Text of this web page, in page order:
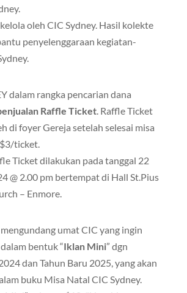
oleh CIC Sydney. Hasil kolekte
penyelenggaraan kegiatan-
dalam rangka pencarian dana
Raffle Ticket. Raffle Ticket
di foyer Gereja setelah selesai misa
ticket.
Ticket dilakukan pada tanggal 22
@ 2.00 pm bertempat di Hall St.Pius
– Enmore.
umat CIC yang ingin
bentuk “Iklan Mini” dgn
dan Tahun Baru 2025, yang akan
buku Misa Natal CIC Sydney.